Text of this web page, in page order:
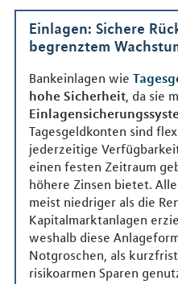
Einlagen: Sichere
begrenztem
Bankeinlagen wie
hohe Sicherheit, da sie
Tagesgeldkonten sind
jederzeitige
einen festen Zeitraum
höhere Zinsen bietet.
meist niedriger als die
Kapitalmarktanlagen
weshalb diese
Notgroschen, als
risikoarmen Sparen